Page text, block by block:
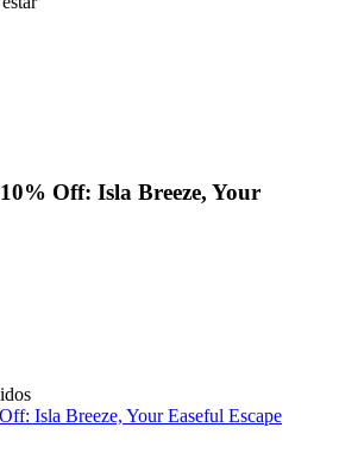
Off: Isla Breeze, Your
Isla Breeze, Your Easeful Escape